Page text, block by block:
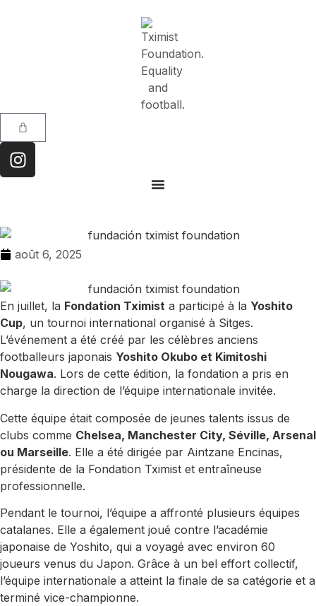
août 6, 2025
En juillet, la Fondation Tximist a participé à la Yoshito
Cup, un tournoi international organisé à Sitges.
L’événement a été créé par les célèbres anciens
footballeurs japonais Yoshito Okubo et Kimitoshi
Nougawa. Lors de cette édition, la fondation a pris en
charge la direction de l’équipe internationale invitée.
Cette équipe était composée de jeunes talents issus de
clubs comme Chelsea, Manchester City, Séville, Arsenal
ou Marseille. Elle a été dirigée par Aintzane Encinas,
présidente de la Fondation Tximist et entraîneuse
professionnelle.
Pendant le tournoi, l’équipe a affronté plusieurs équipes
catalanes. Elle a également joué contre l’académie
japonaise de Yoshito, qui a voyagé avec environ 60
joueurs venus du Japon. Grâce à un bel effort collectif,
l’équipe internationale a atteint la finale de sa catégorie et a
terminé vice-championne.